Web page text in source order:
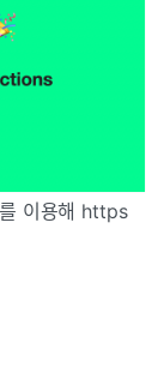
이용해 https